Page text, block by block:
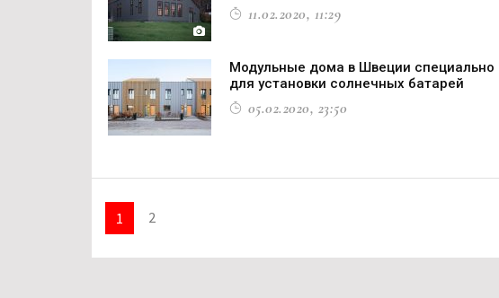
11.02.2020, 11:29
Модульные дома в Швеции специально
для установки солнечных батарей
05.02.2020, 23:50
1 2